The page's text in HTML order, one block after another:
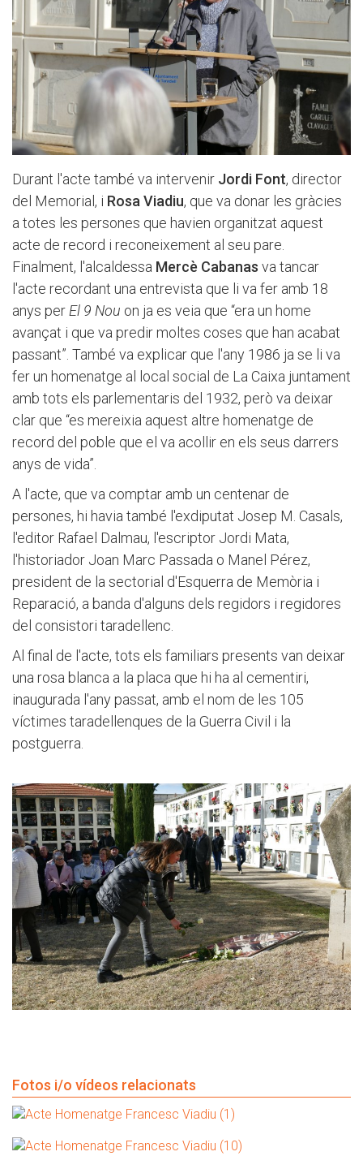
Durant l'acte també va intervenir Jordi Font, director
del Memorial, i Rosa Viadiu, que va donar les gràcies
a totes les persones que havien organitzat aquest
acte de record i reconeixement al seu pare.
Finalment, l'alcaldessa Mercè Cabanas va tancar
l'acte recordant una entrevista que li va fer amb 18
anys per El 9 Nou on ja es veia que “era un home
avançat i que va predir moltes coses que han acabat
passant”. També va explicar que l'any 1986 ja se li va
fer un homenatge al local social de La Caixa juntament
amb tots els parlementaris del 1932, però va deixar
clar que “es mereixia aquest altre homenatge de
record del poble que el va acollir en els seus darrers
anys de vida”.
A l'acte, que va comptar amb un centenar de
persones, hi havia també l'exdiputat Josep M. Casals,
l'editor Rafael Dalmau, l'escriptor Jordi Mata,
l'historiador Joan Marc Passada o Manel Pérez,
president de la sectorial d'Esquerra de Memòria i
Reparació, a banda d'alguns dels regidors i regidores
del consistori taradellenc.
Al final de l'acte, tots els familiars presents van deixar
una rosa blanca a la placa que hi ha al cementiri,
inaugurada l'any passat, amb el nom de les 105
víctimes taradellenques de la Guerra Civil i la
postguerra.
Fotos i/o vídeos relacionats